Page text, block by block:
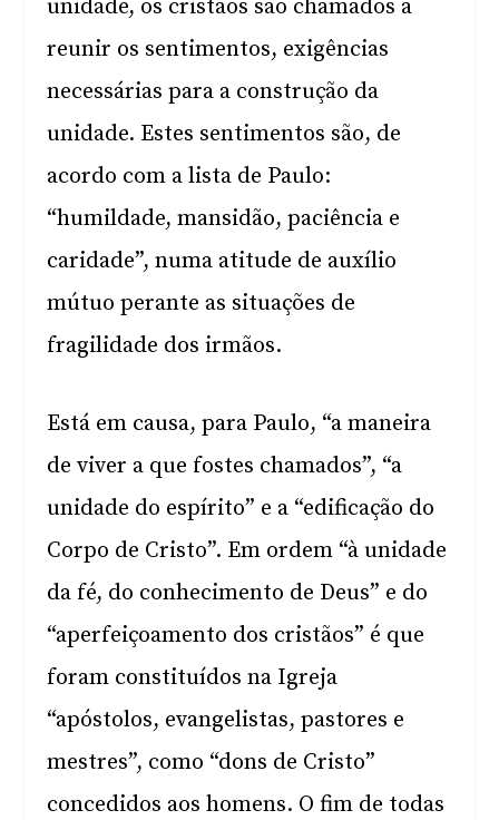
unidade, os cristãos são chamados a
reunir os sentimentos, exigências
necessárias para a construção da
unidade. Estes sentimentos são, de
acordo com a lista de Paulo:
“humildade, mansidão, paciência e
caridade”, numa atitude de auxílio
mútuo perante as situações de
fragilidade dos irmãos.
Está em causa, para Paulo, “a maneira
de viver a que fostes chamados”, “a
unidade do espírito” e a “edificação do
Corpo de Cristo”. Em ordem “à unidade
da fé, do conhecimento de Deus” e do
“aperfeiçoamento dos cristãos” é que
foram constituídos na Igreja
“apóstolos, evangelistas, pastores e
mestres”, como “dons de Cristo”
concedidos aos homens. O fim de todas